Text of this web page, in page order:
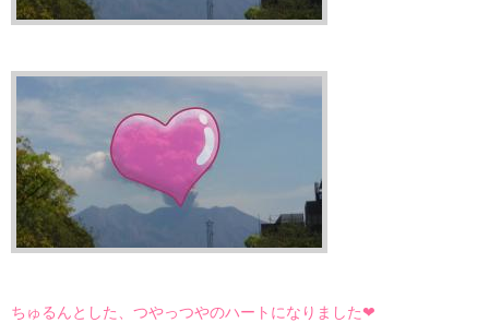
ちゅるんとした、つやっつやのハートになりました❤